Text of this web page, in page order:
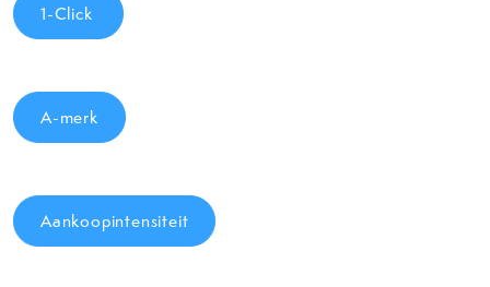
1-Click
A-merk
Aankoopintensiteit